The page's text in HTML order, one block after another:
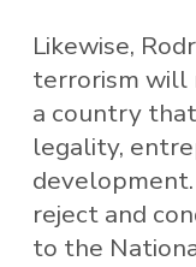
Likewise,
terrorism will
a country
legality,
reject and
to the